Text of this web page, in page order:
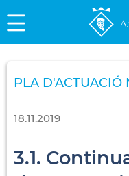
PLA D'ACTUACIÓ
18.11.2019
3.1.